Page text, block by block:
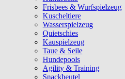
Frisbees & Wurfspielzeug
Kuscheltiere
Wasserspielzeug
Quietschies
Kauspielzeug
Taue & Seile
Hundepools
Agility & Training
Snackbeutel